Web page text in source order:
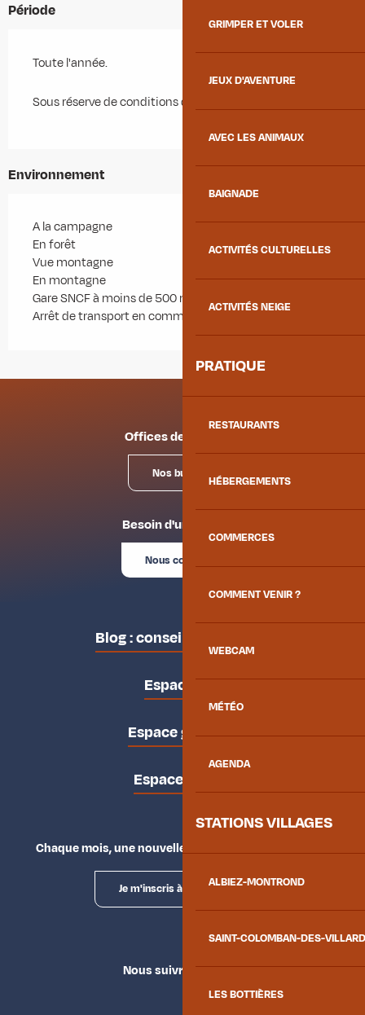
GRIMPER ET VOLER
JEUX D'AVENTURE
AVEC LES ANIMAUX
BAIGNADE
ACTIVITÉS CULTURELLES
ACTIVITÉS NEIGE
PRATIQUE
RESTAURANTS
HÉBERGEMENTS
COMMERCES
COMMENT VENIR ?
WEBCAM
MÉTÉO
AGENDA
STATIONS VILLAGES
ALBIEZ-MONTROND
SAINT-COLOMBAN-DES-
LES BOTTIÈRES
Période
Toute l'année.
Sous réserve de conditions d'enneigement.
Environnement
A la campagne
En forêt
Vue montagne
En montagne
Gare SNCF à moins de 500 m
Arrêt de transport en commun à moins de 500 m
Offices de tourisme
Nos bureaux
Besoin d'un conseil ?
Nous contacter
Blog : conseils des locaux
Espace pro
Espace groupes
Espace presse
Chaque mois, une nouvelle façon d'explorer la vallée.
Je m'inscris à la newsletter
Nous suivre